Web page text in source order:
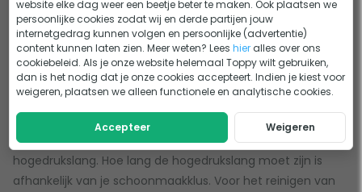
Lengte hogedrukslang
De hogedrukslang is de slang die de hogedrukreiniger met
de spuitlans verbindt. Hoe langer deze hogedrukslang, met
hoe meer bewegingsvrijheid je te werk kunt gaan. Vaak
worden hogedrukspuiten die geschikt zijn voor het
allerzwaarste werk gebruikt voor het reinigen van grote
oppervlakken en beschikken ze ook over een langere
hogedrukslang. Hoe lang de hogedrukslang moet zijn is
afhankelijk van je schoonmaakklus. Voor het reinigen van
website elke dag weer een beetje beter te maken. Ook plaatsen we
persoonlijke cookies zodat wij en derde partijen jouw
internetgedrag kunnen volgen en persoonlijke (advertentie)
content kunnen laten zien. Meer weten? Leeshier alles over ons
cookiebeleid. Als je onze website helemaal Toppy wilt gebruiken,
dan is het nodig dat je onze cookies accepteert. Indien je kiest voor
weigeren, plaatsen we alleen functionele en analytische cookies.
Accepteer Weigeren